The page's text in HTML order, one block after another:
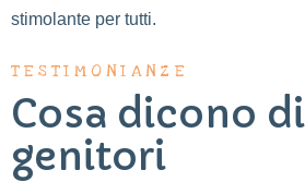
stimolante per tutti.
TESTIMONIANZE
Cosa dicono
genitori